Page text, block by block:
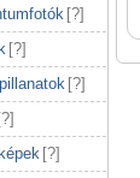
[?]
[?]
[?]
[?]
[?]